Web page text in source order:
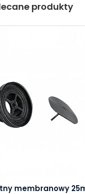
produkty
membranowy